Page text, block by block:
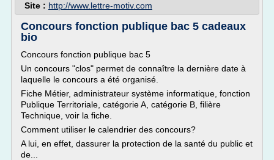
Site : http://www.lettre-motiv.com
Concours fonction publique bac 5 cadeaux
bio
Concours fonction publique bac 5
Un concours "clos" permet de connaître la dernière date à
laquelle le concours a été organisé.
Fiche Métier, administrateur système informatique, fonction
Publique Territoriale, catégorie A, catégorie B, filière
Technique, voir la fiche.
Comment utiliser le calendrier des concours?
A lui, en effet, dassurer la protection de la santé du public et
de...